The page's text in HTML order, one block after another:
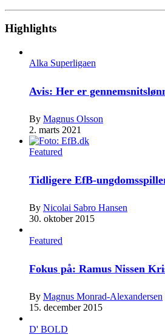
Highlights
Alka Superligaen
Avis: Her er
By Magnus Olsson
2. marts 2021
Featured
Tidligere EfB-
By Nicolai Sabro Hansen
30. oktober 2015
Featured
Fokus på: Ramus Nissen
By Magnus Monrad-Alexandersen
15. december 2015
D' BOLD